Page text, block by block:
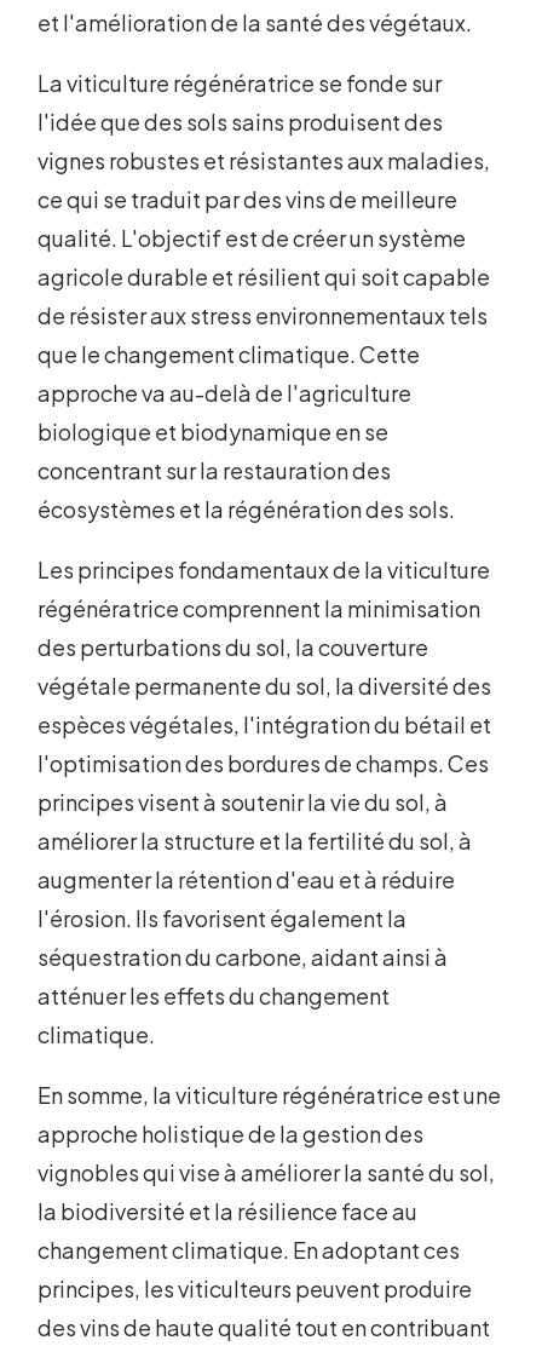
et l'amélioration de la santé des végétaux.
La viticulture régénératrice se fonde sur
l'idée que des sols sains produisent des
vignes robustes et résistantes aux maladies,
ce qui se traduit par des vins de meilleure
qualité. L'objectif est de créer un système
agricole durable et résilient qui soit capable
de résister aux stress environnementaux tels
que le changement climatique. Cette
approche va au-delà de l'agriculture
biologique et biodynamique en se
concentrant sur la restauration des
écosystèmes et la régénération des sols.
Les principes fondamentaux de la viticulture
régénératrice comprennent la minimisation
des perturbations du sol, la couverture
végétale permanente du sol, la diversité des
espèces végétales, l'intégration du bétail et
l'optimisation des bordures de champs. Ces
principes visent à soutenir la vie du sol, à
améliorer la structure et la fertilité du sol, à
augmenter la rétention d'eau et à réduire
l'érosion. Ils favorisent également la
séquestration du carbone, aidant ainsi à
atténuer les effets du changement
climatique.
En somme, la viticulture régénératrice est une
approche holistique de la gestion des
vignobles qui vise à améliorer la santé du sol,
la biodiversité et la résilience face au
changement climatique. En adoptant ces
principes, les viticulteurs peuvent produire
des vins de haute qualité tout en contribuant